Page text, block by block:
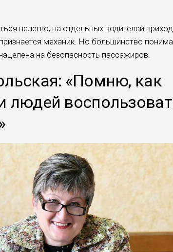
нелегко, на отдельных водителей
механик. Но большинство
на безопасность пассажиров.
«Помню, как
людей